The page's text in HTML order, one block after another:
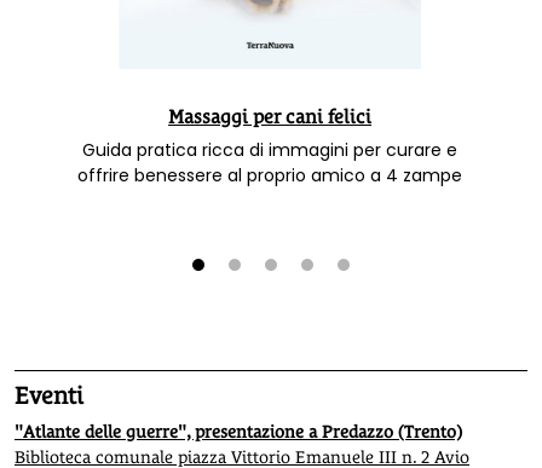
Massaggi per cani felici
Guida pratica ricca di immagini per curare e
offrire benessere al proprio amico a 4 zampe
Eventi
"Atlante delle guerre", presentazione a Predazzo (Trento)
Biblioteca comunale piazza Vittorio Emanuele III n. 2 Avio